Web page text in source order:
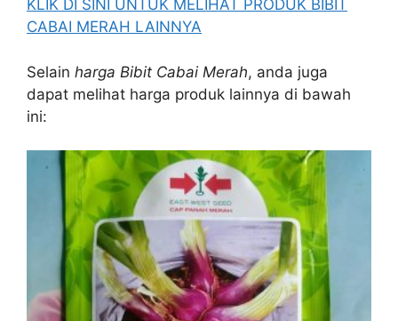
KLIK DI SINI UNTUK MELIHAT PRODUK BIBIT
CABAI MERAH LAINNYA
Selain harga Bibit Cabai Merah, anda juga
dapat melihat harga produk lainnya di bawah
ini: